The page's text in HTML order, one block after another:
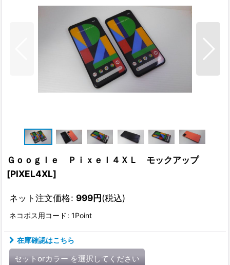
Ｇｏｏｇｌｅ Ｐｉｘｅｌ４ＸＬ モックアップ
[PIXEL4XL]
ネット注文価格: 999円(税込)
ネコポス用コード : 1Point
在庫確認はこちら
セットorカラー を選択してください